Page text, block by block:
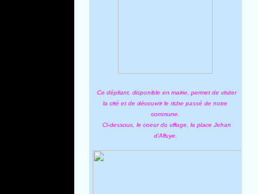
Ce dépliant, disponible en mairie, permet de visiter
la cité et de découvrir le riche passé de notre
commune.
Ci-dessous, le coeur du village, la place Jehan
d'Alluye.